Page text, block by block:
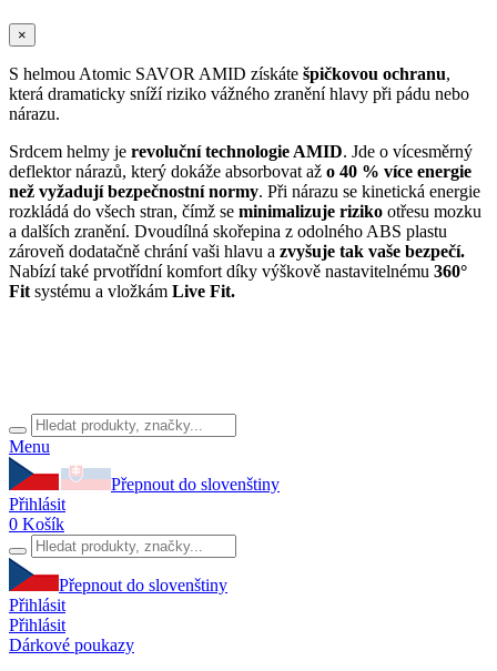
×
S helmou Atomic SAVOR AMID získáte špičkovou ochranu,
která dramaticky sníží riziko vážného zranění hlavy při pádu nebo
nárazu.
Srdcem helmy je revoluční technologie AMID. Jde o vícesměrný
deflektor nárazů, který dokáže absorbovat až o 40 % více energie
než vyžadují bezpečnostní normy. Při nárazu se kinetická energie
rozkládá do všech stran, čímž se minimalizuje riziko otřesu mozku
a dalších zranění. Dvoudílná skořepina z odolného ABS plastu
zároveň dodatačně chrání vaši hlavu a zvyšuje tak vaše bezpečí.
Nabízí také prvotřídní komfort díky výškově nastavitelnému 360°
Fit systému a vložkám Live Fit.
Menu
Přepnout do slovenštiny
Přihlásit
0 Košík
Přepnout do slovenštiny
Přihlásit
Přihlásit
Dárkové poukazy